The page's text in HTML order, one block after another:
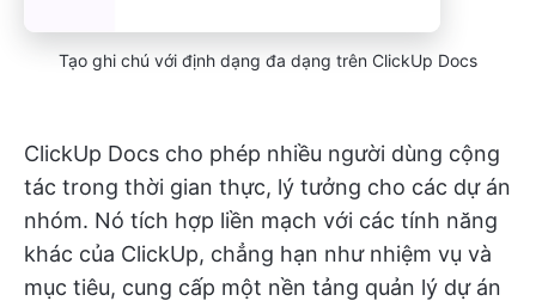
Tạo ghi chú với định dạng đa dạng trên ClickUp Docs
ClickUp Docs cho phép nhiều người dùng cộng
tác trong thời gian thực, lý tưởng cho các dự án
nhóm. Nó tích hợp liền mạch với các tính năng
khác của ClickUp, chẳng hạn như nhiệm vụ và
mục tiêu, cung cấp một nền tảng quản lý dự án